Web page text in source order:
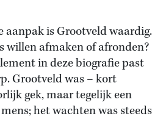
aanpak is Grootveld waardig.
willen afmaken of afronden?
in deze biografie past
Grootveld was – kort
gek, maar tegelijk een
het wachten was steeds